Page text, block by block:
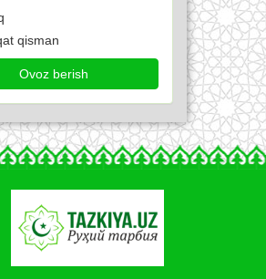
qisman